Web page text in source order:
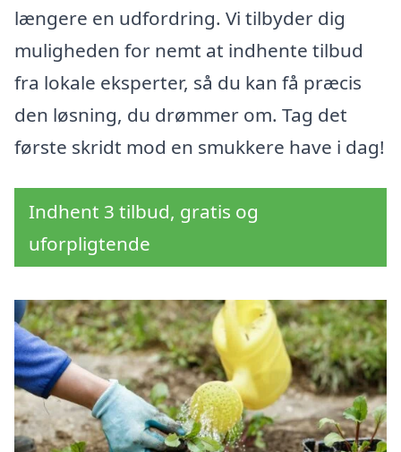
længere en udfordring. Vi tilbyder dig
muligheden for nemt at indhente tilbud
fra lokale eksperter, så du kan få præcis
den løsning, du drømmer om. Tag det
første skridt mod en smukkere have i dag!
Indhent 3 tilbud, gratis og
uforpligtende